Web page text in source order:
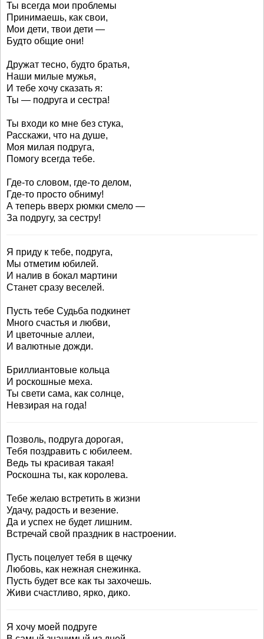
Ты всегда мои проблемы
Принимаешь, как свои,
Мои дети, твои дети —
Будто общие они!
Дружат тесно, будто братья,
Наши милые мужья,
И тебе хочу сказать я:
Ты — подруга и сестра!
Ты входи ко мне без стука,
Расскажи, что на душе,
Моя милая подруга,
Помогу всегда тебе.
Где-то словом, где-то делом,
Где-то просто обниму!
А теперь вверх рюмки смело —
За подругу, за сестру!
Я приду к тебе, подруга,
Мы отметим юбилей.
И налив в бокал мартини
Станет сразу веселей.
Пусть тебе Судьба подкинет
Много счастья и любви,
И цветочные аллеи,
И валютные дожди.
Бриллиантовые кольца
И роскошные меха.
Ты свети сама, как солнце,
Невзирая на года!
Позволь, подруга дорогая,
Тебя поздравить с юбилеем.
Ведь ты красивая такая!
Роскошна ты, как королева.
Тебе желаю встретить в жизни
Удачу, радость и везение.
Да и успех не будет лишним.
Встречай свой праздник в настроении.
Пусть поцелует тебя в щечку
Любовь, как нежная снежинка.
Пусть будет все как ты захочешь.
Живи счастливо, ярко, дико.
Я хочу моей подруге